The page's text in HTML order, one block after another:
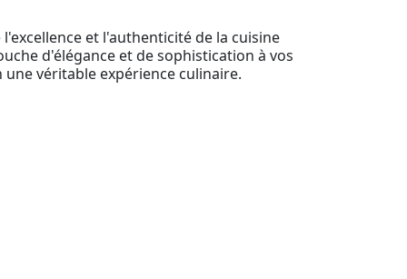
et l'authenticité de la cuisine
d'élégance et de sophistication à vos
véritable expérience culinaire.